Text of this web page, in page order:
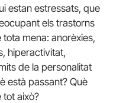
estan estressats, que
els trastorns
mena: anorèxies,
hiperactivitat,
de la personalitat
està passant? Què
tot això?